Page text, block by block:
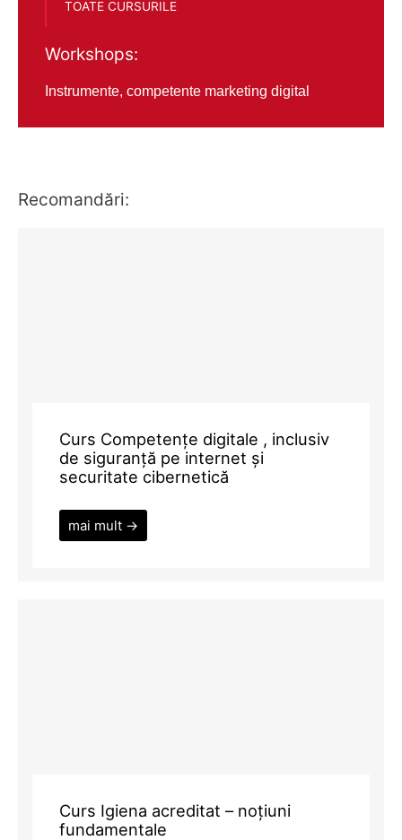
TOATE CURSURILE
Workshops:
Instrumente, competente marketing digital
Recomandări:
Curs Competențe digitale , inclusiv
de siguranță pe internet și
securitate cibernetică
mai mult →
Curs Igiena acreditat – noțiuni
fundamentale